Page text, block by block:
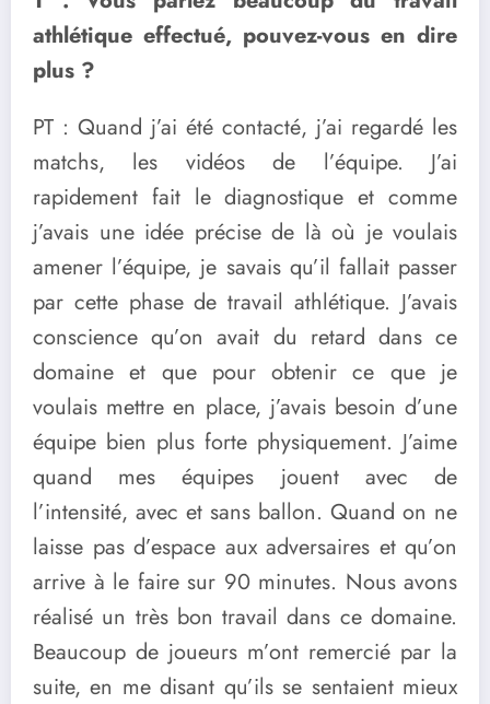
athlétique effectué, pouvez-vous en dire
plus ?
PT : Quand j’ai été contacté, j’ai regardé les
matchs, les vidéos de l’équipe. J’ai
rapidement fait le diagnostique et comme
j’avais une idée précise de là où je voulais
amener l’équipe, je savais qu’il fallait passer
par cette phase de travail athlétique. J’avais
conscience qu’on avait du retard dans ce
domaine et que pour obtenir ce que je
voulais mettre en place, j’avais besoin d’une
équipe bien plus forte physiquement. J’aime
quand mes équipes jouent avec de
l’intensité, avec et sans ballon. Quand on ne
laisse pas d’espace aux adversaires et qu’on
arrive à le faire sur 90 minutes. Nous avons
réalisé un très bon travail dans ce domaine.
Beaucoup de joueurs m’ont remercié par la
suite, en me disant qu’ils se sentaient mieux